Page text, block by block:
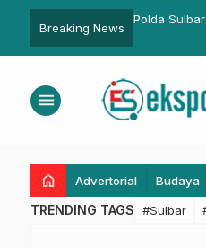
Breaking News
Sulbar Perkuat Bukti Kasus
Periksa Pemilik, Merek,
Sampel di Laboratorium
Bupati
menu
home Advertorial Budaya
TRENDING TAGS #Sulbar